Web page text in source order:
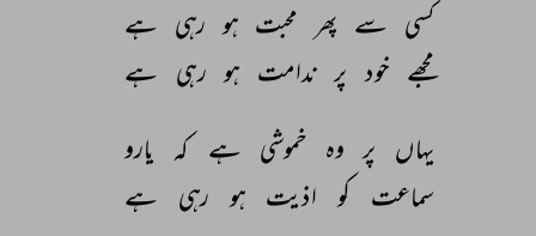
کسی سے پھر محبت ہو رہی ہے
مجھے خود پر ندامت ہو رہی ہے
یہاں پر وہ خموشی ہے کہ
یارو
سماعت
کو اذیت ہو رہی ہے